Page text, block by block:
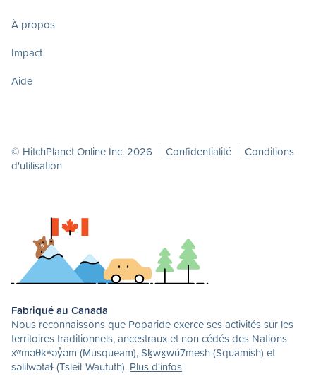
À propos
Impact
Aide
© HitchPlanet Online Inc. 2026 | Confidentialité | Conditions
d'utilisation
Fabriqué au Canada
Nous reconnaissons que Poparide exerce ses activités sur les
territoires traditionnels, ancestraux et non cédés des Nations
xʷməθkʷəy̓əm (Musqueam), Sḵwx̱wú7mesh (Squamish) et
səlilwətaɬ (Tsleil-Waututh). Plus d'infos